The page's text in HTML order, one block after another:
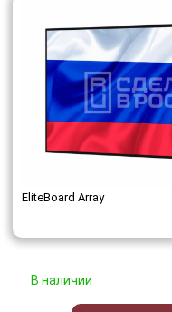
EliteBoard Array
В наличии